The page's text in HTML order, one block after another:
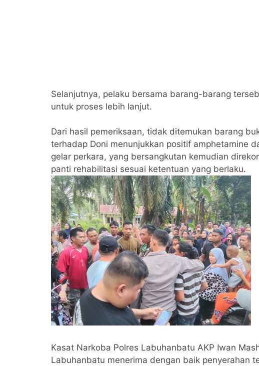
Selanjutnya, pelaku bersama barang-barang
untuk proses lebih lanjut.
Dari hasil pemeriksaan, tidak ditemukan barang
terhadap Doni menunjukkan positif amphetamine
gelar perkara, yang bersangkutan kemudian
panti rehabilitasi sesuai ketentuan yang berlaku.
Kasat Narkoba Polres Labuhanbatu AKP Iwan
Labuhanbatu menerima dengan baik penyerahan